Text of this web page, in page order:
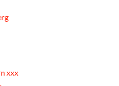
xxx